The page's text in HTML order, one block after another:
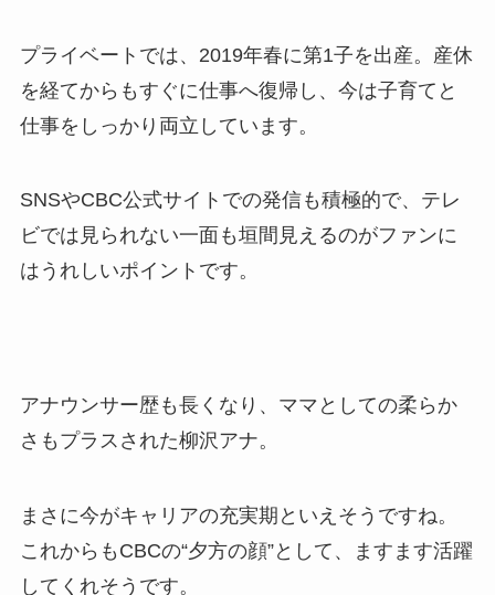
プライベートでは、2019年春に第1子を出産。産休
を経てからもすぐに仕事へ復帰し、今は子育てと
仕事をしっかり両立しています。
SNSやCBC公式サイトでの発信も積極的で、テレ
ビでは見られない一面も垣間見えるのがファンに
はうれしいポイントです。
アナウンサー歴も長くなり、ママとしての柔らか
さもプラスされた柳沢アナ。
まさに今がキャリアの充実期といえそうですね。
これからもCBCの“夕方の顔”として、ますます活躍
してくれそうです。